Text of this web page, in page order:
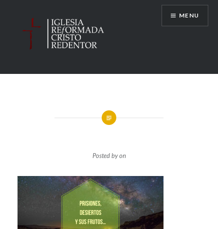
content
MENU
Posted byon